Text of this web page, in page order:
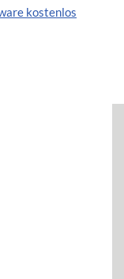
kostenlos